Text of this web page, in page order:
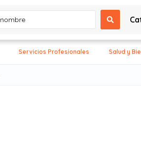
Servicios Profesionales Salud y